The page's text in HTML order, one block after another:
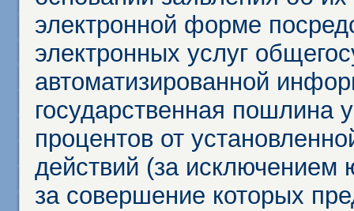
электронной форме
электронных услуг
автоматизированной
государственная пошлина
процентов от
действий (за исключением
за совершение которых